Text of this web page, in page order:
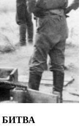
БИТВА